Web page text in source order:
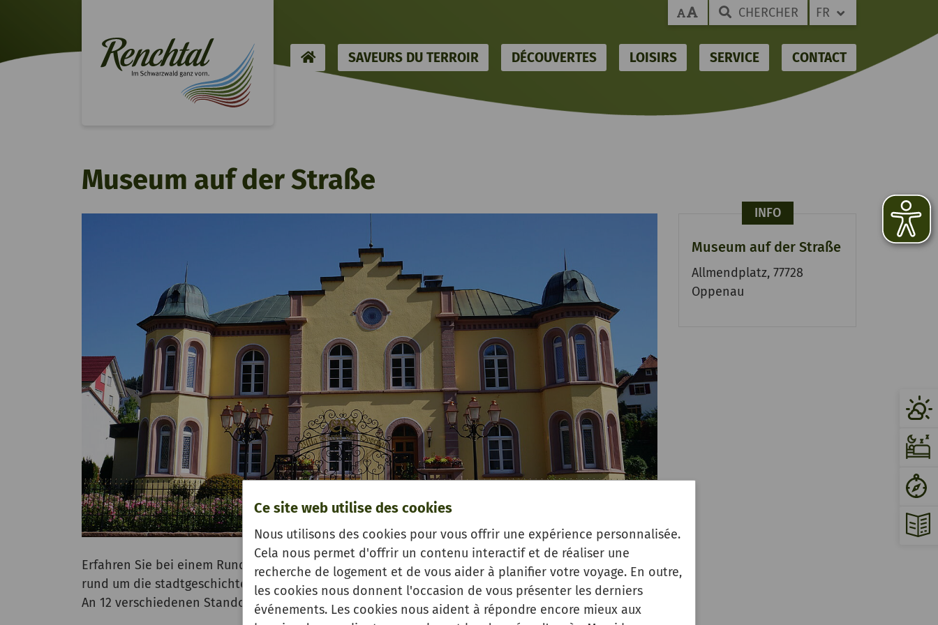
Ce site web utilise des cookies
Nous utilisons des cookies pour vous offrir une expérience personnalisée.
Cela nous permet d'offrir un contenu interactif et de réaliser une
recherche de logement et de vous aider à planifier votre voyage. En outre,
les cookies nous donnent l'occasion de vous présenter les derniers
événements. Les cookies nous aident à répondre encore mieux aux
CHERCHER FR
HOMESAVEURS DU TERROIR DÉCOUVERTES LOISIRS SERVICE CONTACT
Museum auf der Straße
Erfahren Sie bei einem Rundgang durch das malerische Städtchen allerhand interessante Fakten
rund um die stadtgeschichte, historische Gebäude, und kulturelle Eigenheiten.
An 12 verschiedenen Standorten sind die kleinen Informationstafeln angebracht.
INFO
Museum auf der Straße
Allmendplatz, 77728
Oppenau